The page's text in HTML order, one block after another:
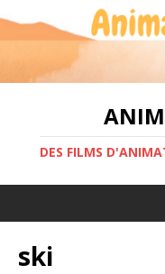
DES FILMS
ski